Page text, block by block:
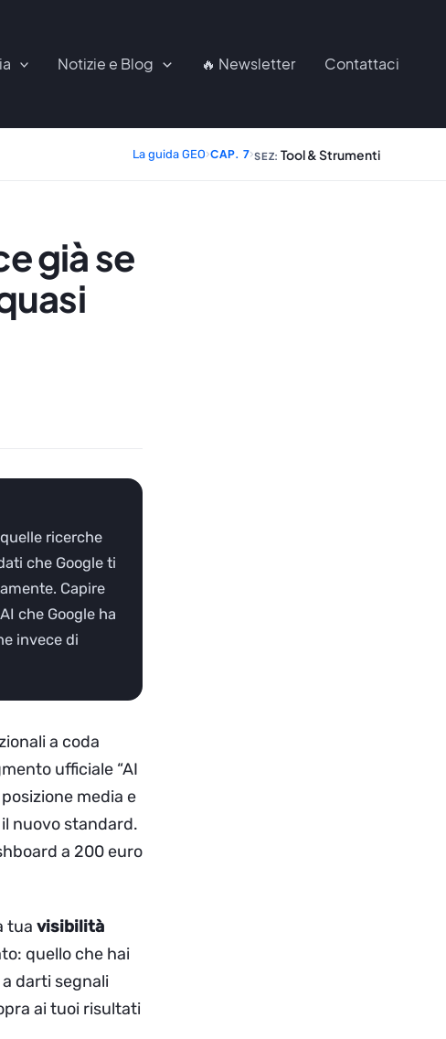
Notizie e Blog 🔥 Newsletter Contattaci
La guida GEO›CAP. 7›SEZ: Tool & Strumenti
già se
ricerche
che Google ti
Capire
che Google ha
invece di
a coda
ufficiale “AI
media e
nuovo standard.
a 200 euro
tua visibilità
quello che hai
darti segnali
ai tuoi risultati